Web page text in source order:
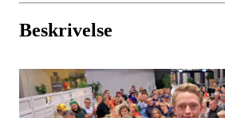
Beskrivelse